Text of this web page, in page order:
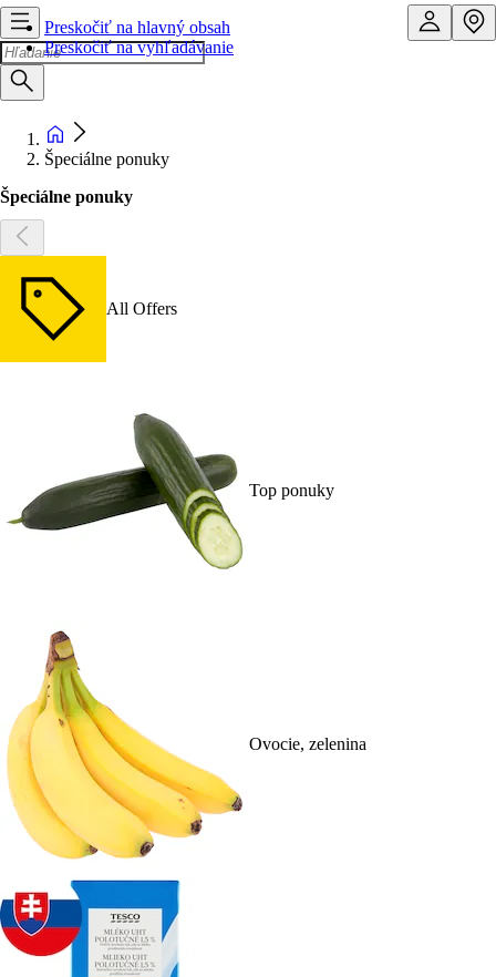
Preskočiť na hlavný obsah
Preskočiť na vyhľadávanie
Špeciálne ponuky
Špeciálne ponuky
All Offers
Top ponuky
Ovocie, zelenina